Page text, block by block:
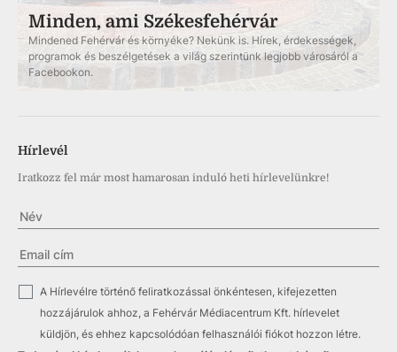
Minden, ami Székesfehérvár
Mindened Fehérvár és környéke? Nekünk is. Hírek, érdekességek,
programok és beszélgetések a világ szerintünk legjobb városáról a
Facebookon.
Hírlevél
Iratkozz fel már most hamarosan induló heti hírlevelünkre!
A Hírlevélre történő feliratkozással önkéntesen, kifejezetten
hozzájárulok ahhoz, a Fehérvár Médiacentrum Kft. hírlevelet
küldjön, és ehhez kapcsolódóan felhasználói fiókot hozzon létre.